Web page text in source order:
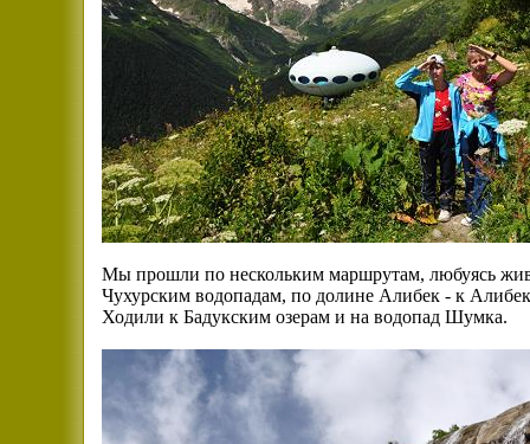
Мы прошли по нескольким маршрутам, любуясь
Чухурским водопадам, по долине Алибек - к
Ходили к Бадукским озерам и на водопад Шумка.